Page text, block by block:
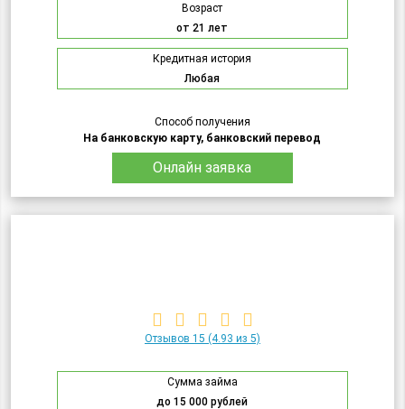
Возраст
от 21 лет
Кредитная история
Любая
Способ получения
На банковскую карту, банковский перевод
Онлайн заявка
Отзывов 15 (4.93 из 5)
Сумма займа
до 15 000 рублей